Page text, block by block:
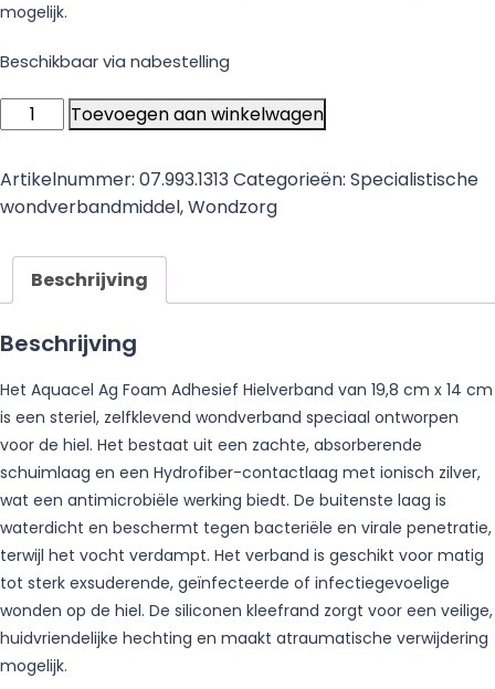
mogelijk.
Beschikbaar via nabestelling
Aquacel
Ag
Foam
Adhesief
Hiel
x
14
cm
aantal
Toevoegen aan winkelwagen
Artikelnummer: 07.993.1313Categorieën: Specialistische
wondverbandmiddel,Wondzorg
Beschrijving
Beschrijving
Het Aquacel Ag Foam Adhesief Hielverband van 19,8 cm x 14 cm
is een steriel, zelfklevend wondverband speciaal ontworpen
voor de hiel. Het bestaat uit een zachte, absorberende
schuimlaag en een Hydrofiber-contactlaag met ionisch zilver,
wat een antimicrobiële werking biedt. De buitenste laag is
waterdicht en beschermt tegen bacteriële en virale penetratie,
terwijl het vocht verdampt. Het verband is geschikt voor matig
tot sterk exsuderende, geïnfecteerde of infectiegevoelige
wonden op de hiel. De siliconen kleefrand zorgt voor een veilige,
huidvriendelijke hechting en maakt atraumatische verwijdering
mogelijk.